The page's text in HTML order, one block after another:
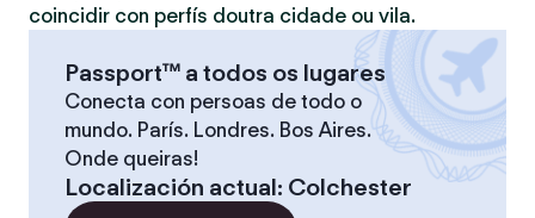
coincidir con perfís doutra cidade ou vila.
Passport™ a todos os lugares
Conecta con persoas de todo o
mundo. París. Londres. Bos Aires.
Onde queiras!
Localización actual: Colchester